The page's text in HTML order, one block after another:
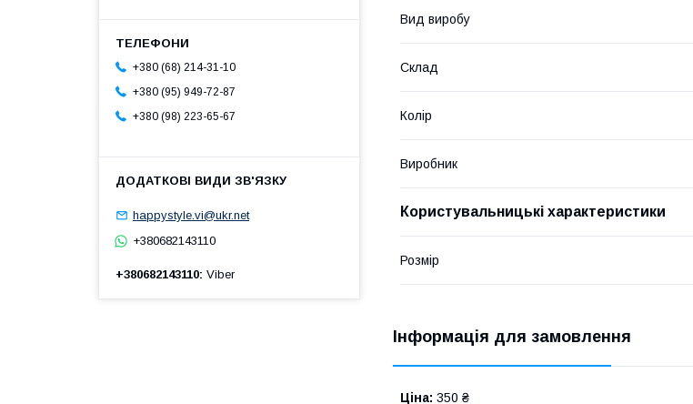
Вид виробу
Склад
Колір
Виробник
Користувальницькі характеристики
Розмір
Інформація для замовлення
Ціна: 350 ₴
+380 (68) 214-31-10
+380 (95) 949-72-87
+380 (98) 223-65-67
happystyle.vi@ukr.net
+380682143110
+380682143110 Viber